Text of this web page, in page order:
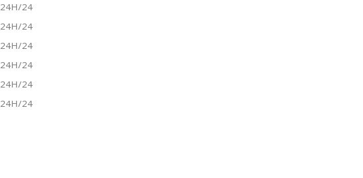
24H/24
24H/24
24H/24
24H/24
24H/24
24H/24